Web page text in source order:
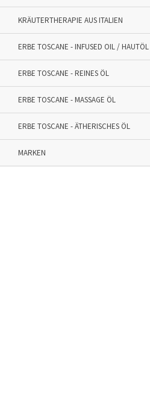
KRÄUTERTHERAPIE AUS ITALIEN
ERBE TOSCANE - INFUSED OIL / HAUTÖL
ERBE TOSCANE - REINES ÖL
ERBE TOSCANE - MASSAGE ÖL
ERBE TOSCANE - ÄTHERISCHES ÖL
MARKEN